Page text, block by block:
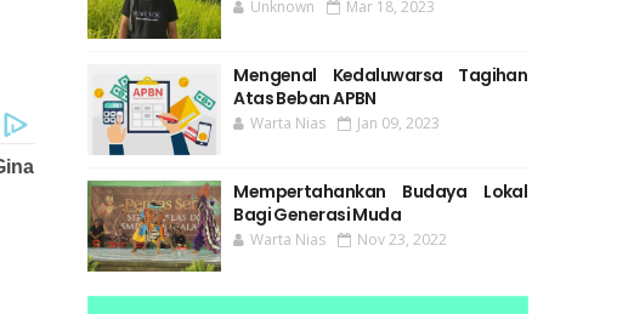
Unknown Mar 18, 2023
Mengenal Kedaluwarsa Tagihan
Atas Beban APBN
Warta Nias Jan 09, 2023
Mempertahankan Budaya Lokal
Bagi Generasi Muda
Warta Nias Nov 23, 2022